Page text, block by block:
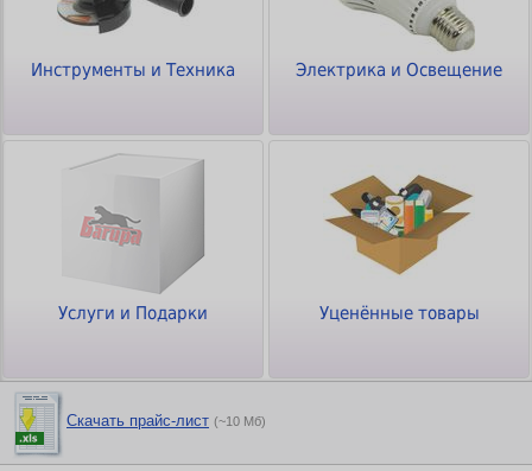
Инструменты и Техника Электрика и Освещение
Услуги и Подарки Уценённые товары
Скачать прайс-лист (~10 Мб)